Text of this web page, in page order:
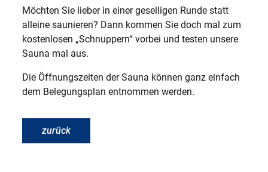
Möchten Sie lieber in einer geselligen Runde statt
alleine saunieren? Dann kommen Sie doch mal zum
kostenlosen „Schnuppern“ vorbei und testen unsere
Sauna mal aus.
Die Öffnungszeiten der Sauna können ganz einfach
dem Belegungsplan entnommen werden.
zurück